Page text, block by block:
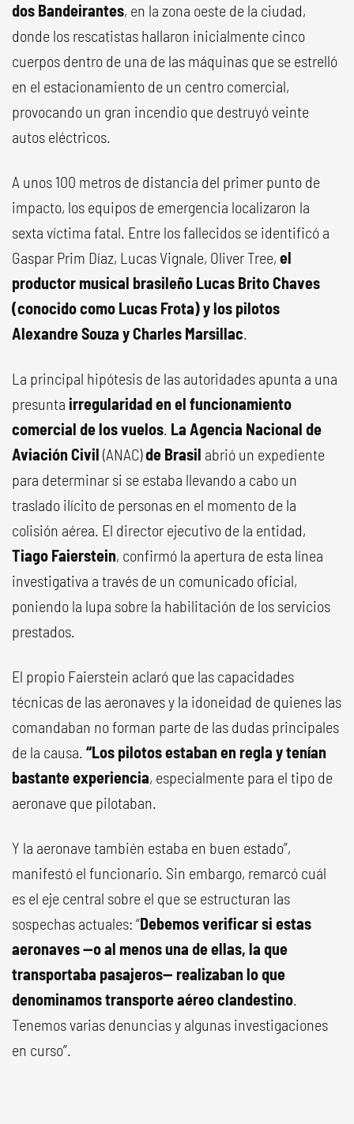
dos Bandeirantes, en la zona oeste de la ciudad,
donde los rescatistas hallaron inicialmente cinco
cuerpos dentro de una de las máquinas que se estrelló
en el estacionamiento de un centro comercial,
provocando un gran incendio que destruyó veinte
autos eléctricos.
A unos 100 metros de distancia del primer punto de
impacto, los equipos de emergencia localizaron la
sexta víctima fatal. Entre los fallecidos se identificó a
Gaspar Prim Díaz, Lucas Vignale, Oliver Tree, el
productor musical brasileño Lucas Brito Chaves
(conocido como Lucas Frota) y los pilotos
Alexandre Souza y Charles Marsillac.
La principal hipótesis de las autoridades apunta a una
presunta irregularidad en el funcionamiento
comercial de los vuelos. La Agencia Nacional de
Aviación Civil (ANAC)de Brasil abrió un expediente
para determinar si se estaba llevando a cabo un
traslado ilícito de personas en el momento de la
colisión aérea. El director ejecutivo de la entidad,
Tiago Faierstein, confirmó la apertura de esta línea
investigativa a través de un comunicado oficial,
poniendo la lupa sobre la habilitación de los servicios
prestados.
El propio Faierstein aclaró que las capacidades
técnicas de las aeronaves y la idoneidad de quienes las
comandaban no forman parte de las dudas principales
de la causa. “Los pilotos estaban en regla y tenían
bastante experiencia, especialmente para el tipo de
aeronave que pilotaban.
Y la aeronave también estaba en buen estado”,
manifestó el funcionario. Sin embargo, remarcó cuál
es el eje central sobre el que se estructuran las
sospechas actuales: “Debemos verificar si estas
aeronaves —o al menos una de ellas, la que
transportaba pasajeros— realizaban lo que
denominamos transporte aéreo clandestino.
Tenemos varias denuncias y algunas investigaciones
en curso”.